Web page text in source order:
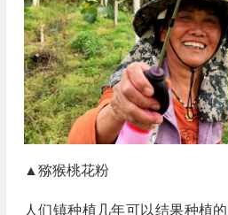
▲猕猴桃花粉
人们镇种植几年可以结果种植的